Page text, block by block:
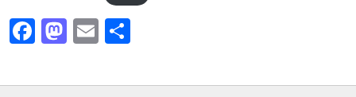
Facebook
Mastodon
Email